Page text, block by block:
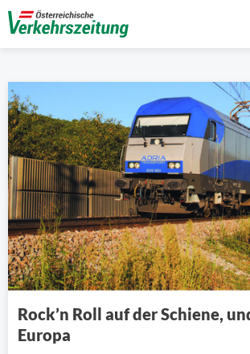
Rock’n Roll auf der Schiene,
Europa